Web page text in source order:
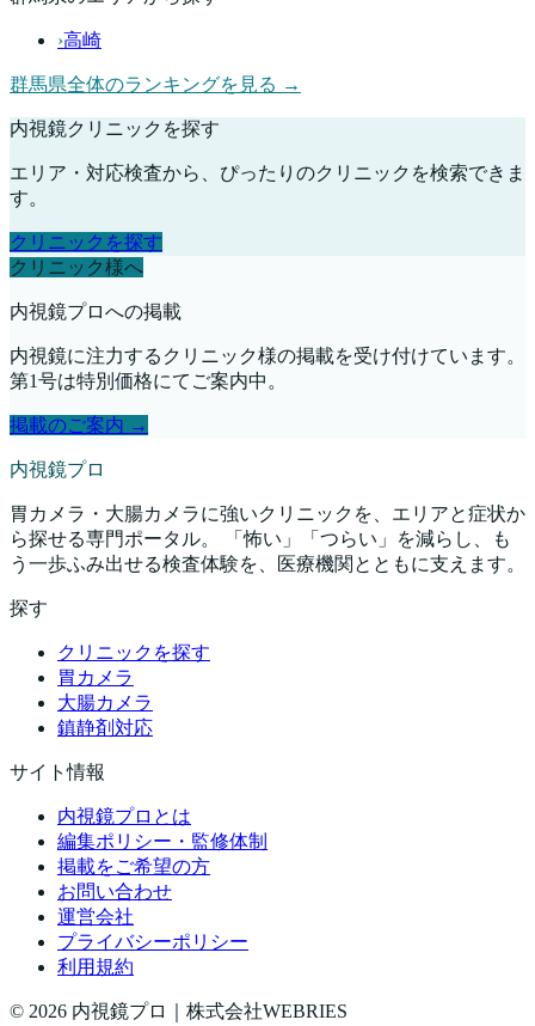
›高崎
群馬県全体のランキングを見る →
内視鏡クリニックを探す
エリア・対応検査から、ぴったりのクリニックを検索できま
す。
クリニックを探す
クリニック様へ
内視鏡プロへの掲載
内視鏡に注力するクリニック様の掲載を受け付けています。
第1号は特別価格にてご案内中。
掲載のご案内 →
内視鏡プロ
胃カメラ・大腸カメラに強いクリニックを、エリアと症状か
ら探せる専門ポータル。 「怖い」「つらい」を減らし、も
う一歩ふみ出せる検査体験を、医療機関とともに支えます。
探す
クリニックを探す
胃カメラ
大腸カメラ
鎮静剤対応
サイト情報
内視鏡プロとは
編集ポリシー・監修体制
掲載をご希望の方
お問い合わせ
運営会社
プライバシーポリシー
利用規約
© 2026 内視鏡プロ｜株式会社WEBRIES